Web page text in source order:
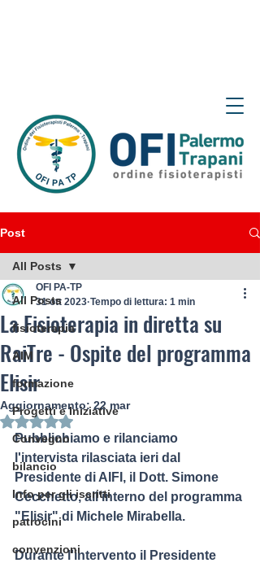
Post
All Posts
fisioterapia
AIM
formazione
Progetti e Iniziative
Convegno
bilancio
Info per gli iscritti
patrocini
convenzioni
All Posts
La Fisioterapia in diretta su
RaiTre - Ospite del programma
Elisir
OFI PA-TP
31 ott 2023 Tempo di lettura: 1 min
Aggiornamento:22 mar
Valutazione NaN stelle su 5.
Pubblichiamo e rilanciamo
l'intervista rilasciata ieri dal
Presidente di AIFI, il Dott. Simone
Cecchetto, all'interno del programma
"Elisir" di Michele Mirabella.
Durante l'intervento il Presidente